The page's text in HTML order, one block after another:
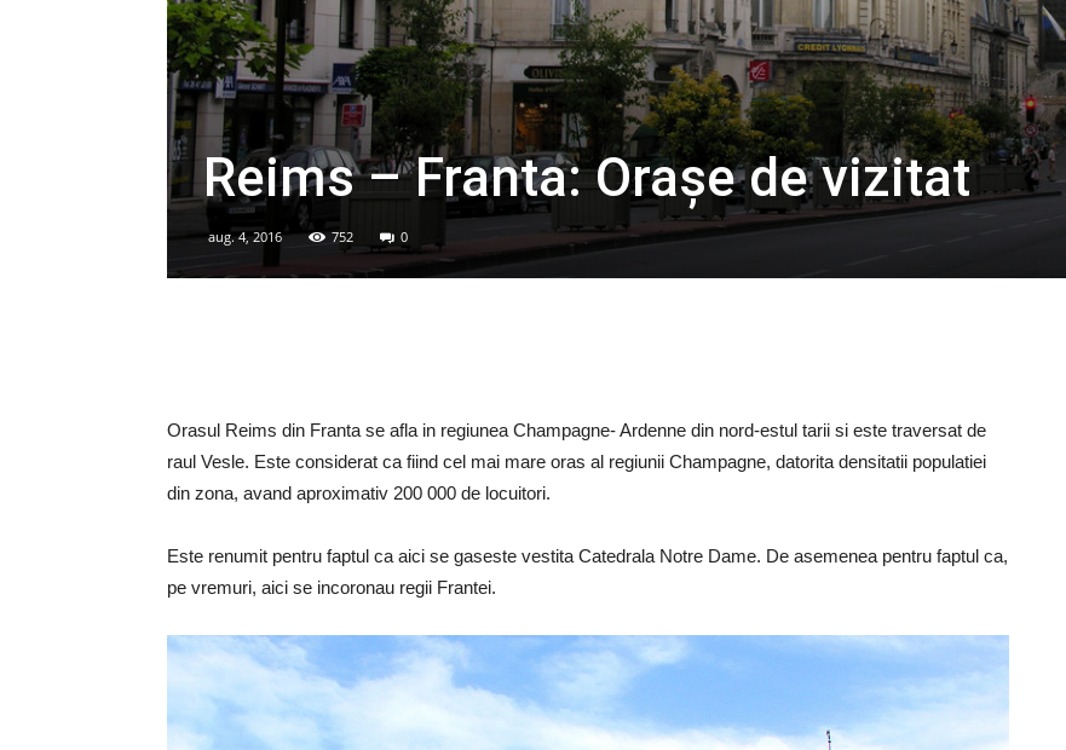
Reims – Franta: Orașe de vizitat
aug. 4, 2016 752 0
Orasul Reims din Franta se afla in regiunea Champagne- Ardenne din nord-estul tarii si este traversat de
raul Vesle. Este considerat ca fiind cel mai mare oras al regiunii Champagne, datorita densitatii populatiei
din zona, avand aproximativ 200 000 de locuitori.
Este renumit pentru faptul ca aici se gaseste vestita Catedrala Notre Dame. De asemenea pentru faptul ca,
pe vremuri, aici se incoronau regii Frantei.